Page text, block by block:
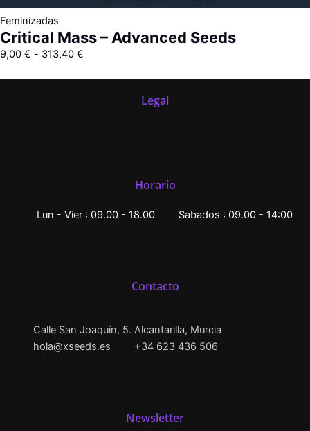
Feminizadas
Critical Mass – Advanced Seeds
9,00 € - 313,40 €
Legal
Horario
Lun - Vier : 09.00 - 18.00 Sabados : 09.00 - 14:00
Contacto
Calle San Joaquín, 5. Alcantarilla, Murcia
hola@xseeds.es
+34 623 436 506
Newsletter